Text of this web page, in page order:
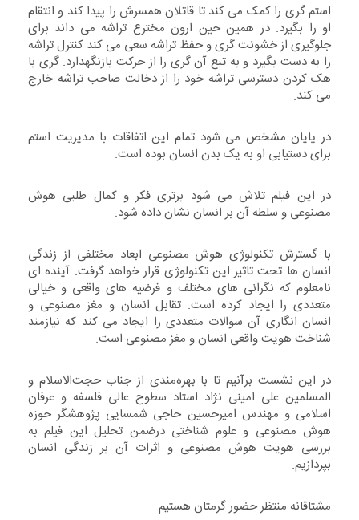
استم گری را کمک می کند تا قاتلان همسرش را پیدا کند و انتقام
او را بگیرد. در همین حین ارون مخترع تراشه می داند برای
جلوگیری از خشونت گری و حفظ تراشه سعی می کند کنترل تراشه
را به دست بگیرد و به تبع آن گری را از حرکت بازنگهدارد. گری با
هک کردن دسترسی تراشه خود را از دخالت صاحب تراشه خارج
می کند.
در پایان مشخص می شود تمام این اتفاقات با مدیریت استم
برای دستیابی او به یک بدن انسان بوده است.
در این فیلم تلاش می شود برتری فکر و کمال طلبی هوش
مصنوعی و سلطه آن بر انسان نشان داده شود.
با گسترش تکنولوژی هوش مصنوعی ابعاد مختلفی از زندگی
انسان ها تحت تاثیر این تکنولوژی قرار خواهد گرفت. آینده ای
نامعلوم که نگرانی های مختلف و فرضیه های واقعی و خیالی
متعددی را ایجاد کرده است. تقابل انسان و مغز مصنوعی و
انسان انگاری آن سوالات متعددی را ایجاد می کند که نیازمند
شناخت هویت واقعی انسان و مغز مصنوعی است.
در این نشست برآنيم تا با بهره‌مندی از جناب حجت‌الاسلام و
المسلمین علی امینی نژاد استاد سطوح عالی فلسفه و عرفان
اسلامی و مهندس امیرحسین حاجی شمسایی پژوهشگر حوزه
هوش مصنوعی و علوم شناختی درضمن تحلیل این فیلم به
بررسی هویت هوش مصنوعی و اثرات آن بر زندگی انسان
بپردازيم.
مشتاقانه منتظر حضور گرمتان هستيم.